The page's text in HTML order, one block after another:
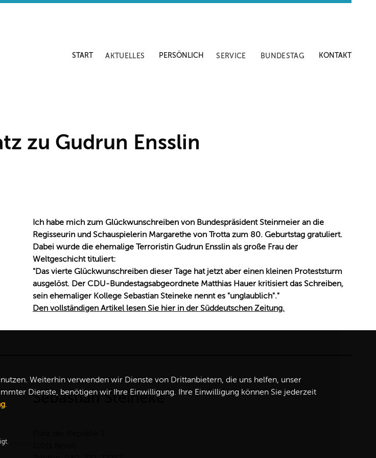
START AKTUELLES PERSÖNLICH SERVICE BUNDESTAG KONTAKT
zu Gudrun Ensslin
Ich habe mich zum Glückwunschreiben von Bundespräsident Steinmeier an die
Regisseurin und Schauspielerin Margarethe von Trotta zum 80. Geburtstag gratuliert.
Dabei wurde die ehemalige Terroristin Gudrun Ensslin als große Frau der
Weltgeschicht tituliert:
"Das vierte Glückwunschreiben dieser Tage hat jetzt aber einen kleinen Proteststurm
ausgelöst. Der CDU-Bundestagsabgeordnete Matthias Hauer kritisiert das Schreiben,
sein ehemaliger Kollege Sebastian Steineke nennt es "unglaublich"."
Den vollständigen Artikel lesen Sie hier in der Süddeutschen Zeitung.
Sebastian Steineke
Weiterhin verwenden wir Dienste von Drittanbietern, die uns helfen, unser
Dienste, benötigen wir Ihre Einwilligung. Ihre Einwilligung können Sie jederzeit
.